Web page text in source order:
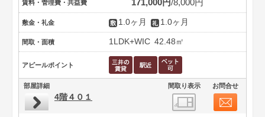
賃料・管理費・共益費 171,000円 8,000円
敷金・礼金 1.0ヶ月 1.0ヶ月
間取・面積 1LDK+WIC 42.48㎡
アピールポイント
部屋詳細 間取り表示 お問合せ
4階４０１